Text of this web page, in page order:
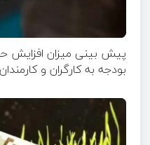
بودجه به کارگران و